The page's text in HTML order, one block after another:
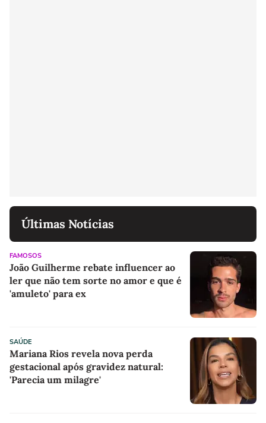
Últimas Notícias
FAMOSOS
João Guilherme rebate influencer ao
ler que não tem sorte no amor e que é
'amuleto' para ex
SAÚDE
Mariana Rios revela nova perda
gestacional após gravidez natural:
'Parecia um milagre'